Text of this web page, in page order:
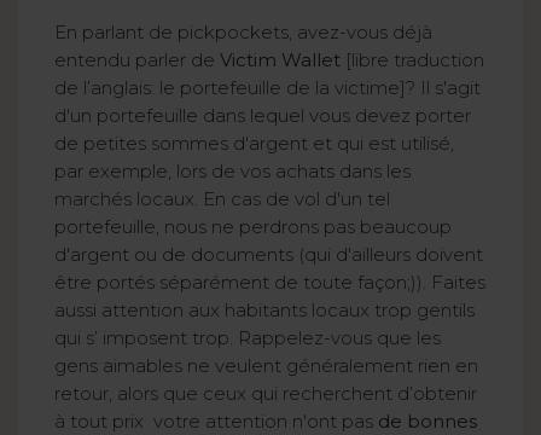
En parlant de pickpockets, avez-vous déjà
entendu parler de Victim Wallet [libre traduction
de l’anglais: le portefeuille de la victime]? Il s'agit
d'un portefeuille dans lequel vous devez porter
de petites sommes d'argent et qui est utilisé,
par exemple, lors de vos achats dans les
marchés locaux. En cas de vol d'un tel
portefeuille, nous ne perdrons pas beaucoup
d'argent ou de documents (qui d'ailleurs doivent
être portés séparément de toute façon;)). Faites
aussi attention aux habitants locaux trop gentils
qui s’ imposent trop. Rappelez-vous que les
gens aimables ne veulent généralement rien en
retour, alors que ceux qui recherchent d’obtenir
à tout prix votre attention n'ont pas de bonnes